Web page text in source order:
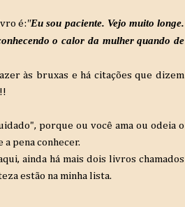
é:"Eu sou paciente. Vejo muito longe.
o calor da mulher quando de
às bruxas e há citações que dizem
porque ou você ama ou odeia o
a pena conhecer.
ainda há mais dois livros chamados
estão na minha lista.